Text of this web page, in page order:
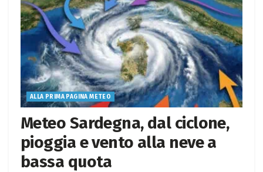
ALLA PRIMA PAGINA METEO
Meteo Sardegna, dal ciclone,
pioggia e vento alla neve a
bassa quota